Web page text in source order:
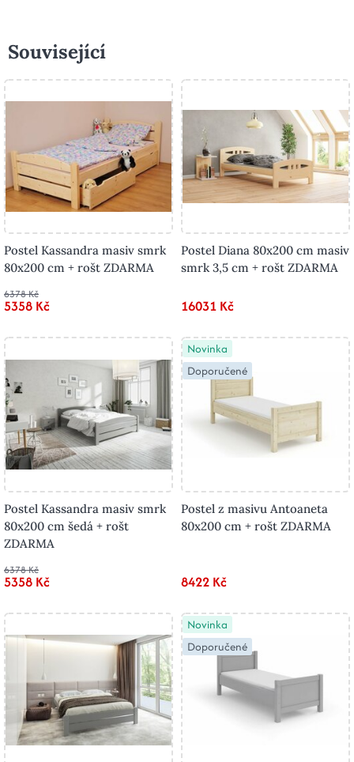
Související
Postel Kassandra masiv smrk
80x200 cm + rošt ZDARMA
6378 Kč
5358 Kč
Postel Diana 80x200 cm masiv
smrk 3,5 cm + rošt ZDARMA
16031 Kč
Postel Kassandra masiv smrk
80x200 cm šedá + rošt
ZDARMA
6378 Kč
5358 Kč
Novinka
Doporučené
Postel z masivu Antoaneta
80x200 cm + rošt ZDARMA
8422 Kč
Novinka
Doporučené